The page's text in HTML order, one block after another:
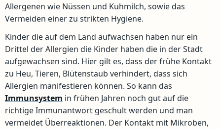
Allergenen wie Nüssen und Kuhmilch, sowie das
Vermeiden einer zu strikten Hygiene.
Kinder die auf dem Land aufwachsen haben nur ein
Drittel der Allergien die Kinder haben die in der Stadt
aufgewachsen sind. Hier gilt es, dass der frühe Kontakt
zu Heu, Tieren, Blütenstaub verhindert, dass sich
Allergien manifestieren können. So kann das
Immunsystem in frühen Jahren noch gut auf die
richtige Immunantwort geschult werden und man
vermeidet Überreaktionen. Der Kontakt mit Mikroben,